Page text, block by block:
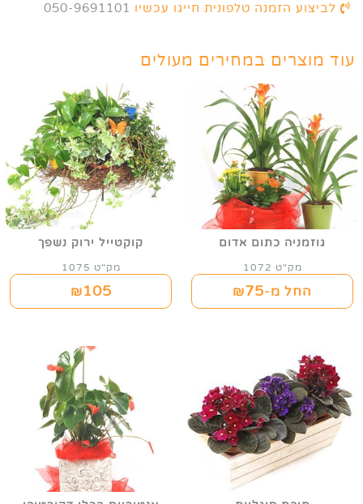
לביצוע הזמנה טלפונית חייגו עכשיו 050-9691101
עוד מוצרים במחירים מעולים
גוזמניה כתום אדום
מק"ט 1072
החל מ-₪75
קוקטייל ירוק נשפך
מק"ט 1075
₪105